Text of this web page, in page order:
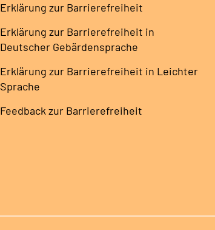
Erklärung zur Barrierefreiheit
Erklärung zur Barrierefreiheit in
Deutscher Gebärdensprache
Erklärung zur Barrierefreiheit in Leichter
Sprache
Feedback zur Barrierefreiheit